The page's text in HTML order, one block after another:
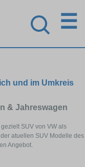
☰
und im Umkreis
& Jahreswagen
SUV von VW als
atuellen SUV Modelle des
Angebot.